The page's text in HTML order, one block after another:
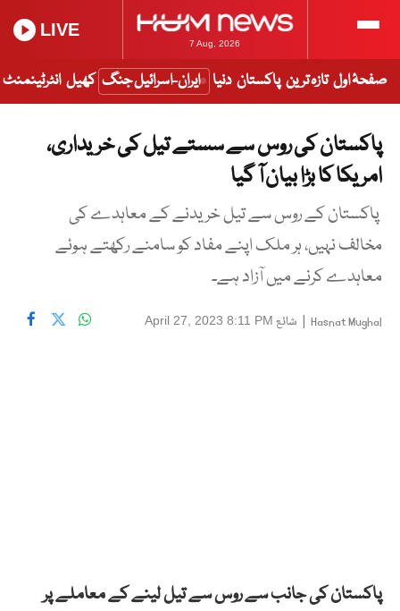
7 Aug, 2026
LIVE
صفحۂ اول تازہ ترین پاکستان دنیا ایران-اسرائیل جنگ کھیل انٹرٹینمنٹ
پاکستان کی روس سے سستے تیل کی خریداری،
امریکا کا بڑا بیان آ گیا
پاکستان کے روس سے تیل خریدنے کے معاہدے کی
مخالف نہیں، ہر ملک اپنے مفاد کو سامنے رکھتے ہوئے
معاہدے کرنے میں آزاد ہے۔
Hasnat Mughal
| شائع April 27, 2023 8:11 PM
پاکستان کی جانب سے روس سے تیل لینے کے معاملے پر